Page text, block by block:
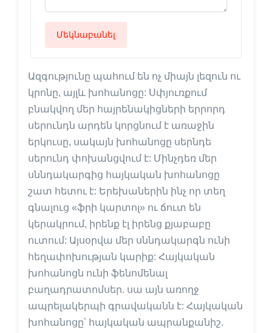
Մեկնաբանել
Ազգությունը պահում են ոչ միայն լեզուն ու
կրոնը, այլև խոհանոցը: Սփյուռքում
բնակվող մեր հայրենակիցների երրորդ
սերունդն արդեն կորցնում է առաջին
երկուսը, սակայն խոհանոցը սերնդե
սերունդ փոխանցվում է: Մինչդեռ մեր
սննդակարգից հայկական խոհանոցը
շատ հետու է: Երեխաներին ինչ որ տեղ
գնալուց «ֆրի կարտոլ» ու ճուտ են
կերակրում, իրենք էլ իրենց քյաբաբը
ուտում: Այսօրվա մեր սննդակարգն ունի
հեղափոխության կարիք: Հայկական
խոհանոցն ունի ֆենոմենալ
բաղադրատոմսեր. սա այն առողջ
ապրելակերպի գրավականն է: Հայկական
խոհանոցը՝ հայկական ապրանքանիշ.